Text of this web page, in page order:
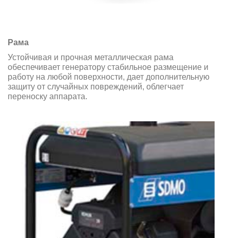
Рама
Устойчивая и прочная металлическая рама
обеспечивает генератору стабильное размещение и
работу на любой поверхности, дает дополнительную
защиту от случайных повреждений, облегчает
переноску аппарата.